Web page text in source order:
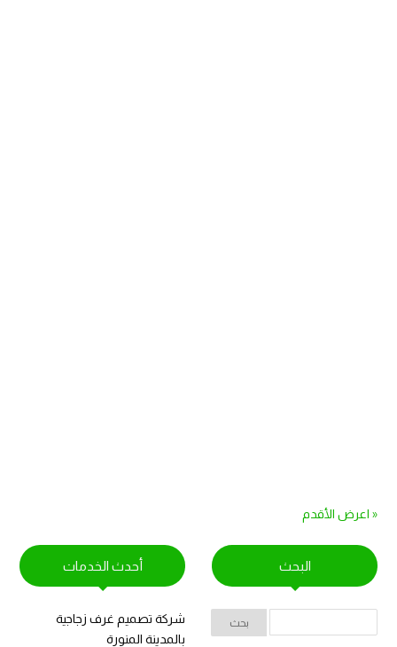
« اعرض الأقدم
البحث أحدث الخدمات
شركة تصميم غرف زجاجية
بالمدينة المنورة